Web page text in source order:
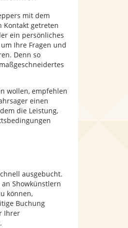
mit dem
Kontakt getreten
ein persönliches
Ihre Fragen und
Denn so
wollen, empfehlen
einen
die Leistung,
ausgebucht.
Showkünstlern
können,
Buchung
Ihrer